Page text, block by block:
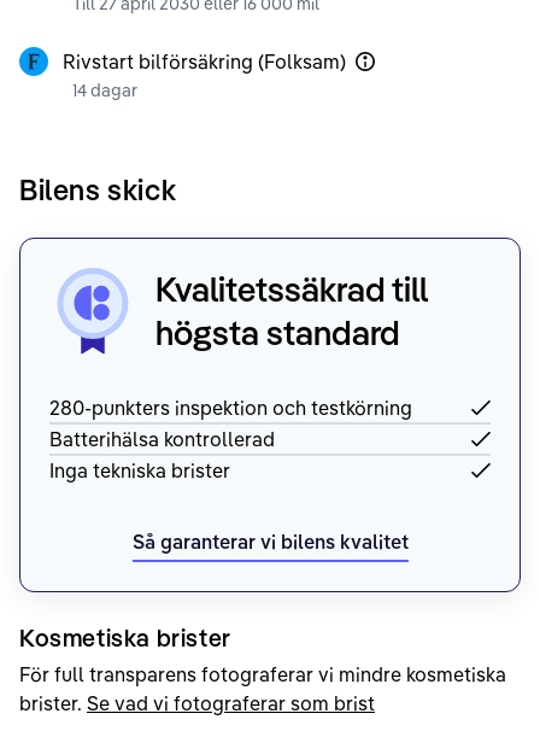
Rivstart bilförsäkring (Folksam)
14 dagar
Bilens skick
Kvalitetssäkrad till
högsta standard
280-punkters inspektion och testkörning
Batterihälsa kontrollerad
Inga tekniska brister
Så garanterar vi bilens kvalitet
Kosmetiska brister
För full transparens fotograferar vi mindre kosmetiska
brister. Se vad vi fotograferar som brist